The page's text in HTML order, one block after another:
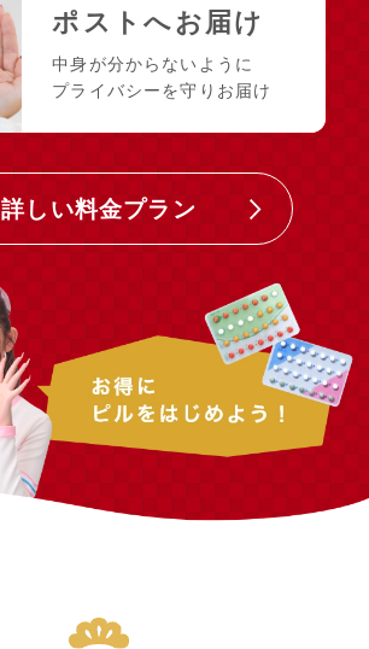
ポストへお届け
中身が分からないように
プライバシーを守りお届け
詳しい料金プラン